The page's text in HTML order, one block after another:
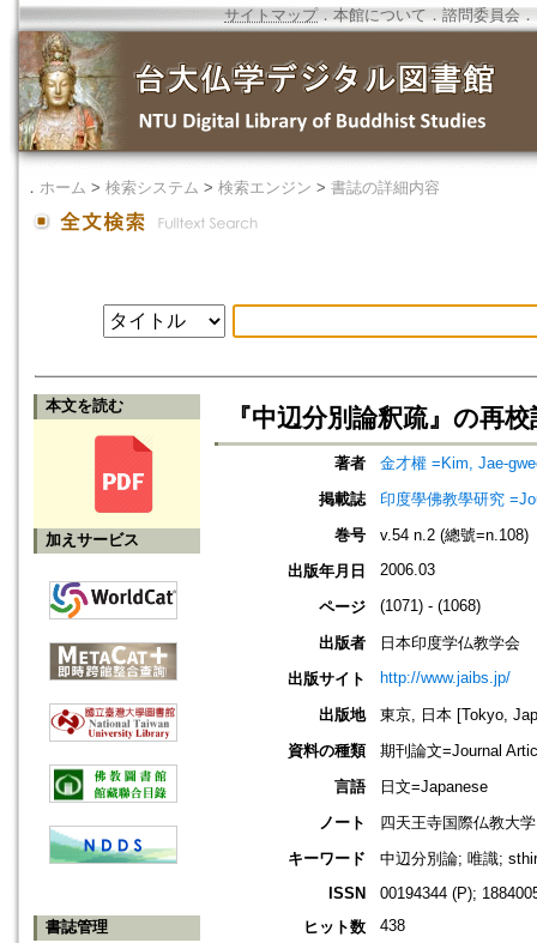
サイトマップ．本館について ． 諮問委員会 ．
． ホーム > 検索システム > 検索エンジン > 書誌の詳細内容
本文を読む
加えサービス
書誌管理
『中辺分別論釈疏』の再
著者
金才權 =Kim, Jae-
掲載誌
印度學佛教學研究
巻号
v.54 n.2 (總號=n.108)
出版年月日
2006.03
ページ (1071) - (1068)
出版者
日本印度学仏教学会
出版サイト
http://www.jaibs.jp/
出版地
東京, 日本 [Tokyo,
資料の種類
期刊論文=Journal
言語
日文=Japanese
ノート
四天王寺国際仏教大
キーワード
中辺分別論; 唯識;
ISSN
00194344 (P);
ヒット数
438